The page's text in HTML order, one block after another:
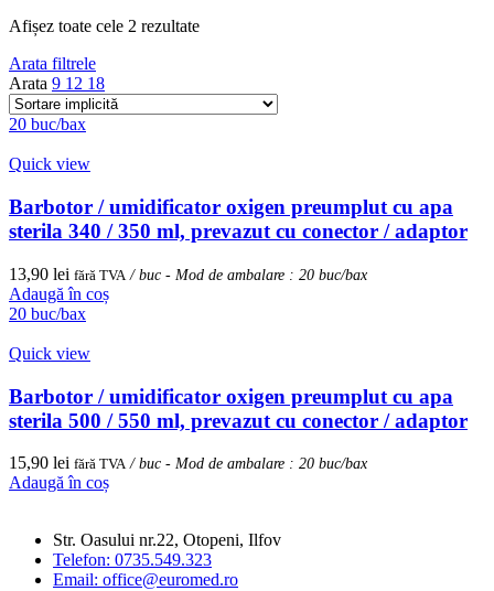
Afișez toate cele 2 rezultate
Arata filtrele
Arata 9 12 18
20 buc/bax
Quick view
Barbotor / umidificator oxigen preumplut cu apa
sterila 340 / 350 ml, prevazut cu conector / adaptor
13,90 lei fără TVA / buc - Mod de ambalare : 20 buc/bax
Adaugă în coș
20 buc/bax
Quick view
Barbotor / umidificator oxigen preumplut cu apa
sterila 500 / 550 ml, prevazut cu conector / adaptor
15,90 lei fără TVA/ buc - Mod de ambalare : 20 buc/bax
Adaugă în coș
Str. Oasului nr.22, Otopeni, Ilfov
Telefon: 0735.549.323
Email: office@euromed.ro